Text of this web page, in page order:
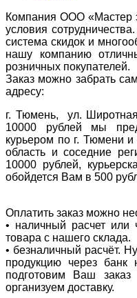
Компания ООО «Мастер
условия
система скидок и
нашу компанию
розничных покупателей.
Заказ можно забрать
адресу:
г. Тюмень, ул.
10000 рублей мы
курьером по г. Тюмени
область и соседние
10000 рублей,
обойдется Вам в 500
Оплатить заказ можно
• наличный расчет или
товара с нашего склада.
• безналичный расчёт.
продукцию через
подготовим Ваш
организуем доставку.